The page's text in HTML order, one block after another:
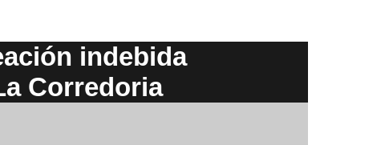
indebida
Corredoria